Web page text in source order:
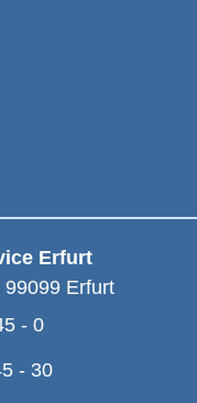
Erfurt
99099 Erfurt
- 0
- 30